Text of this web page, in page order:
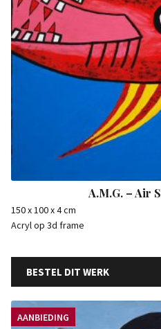
A.M.G. – Air
150 x 100 x 4 cm
Acryl op 3d frame
BESTEL DIT WERK
AANBIEDING